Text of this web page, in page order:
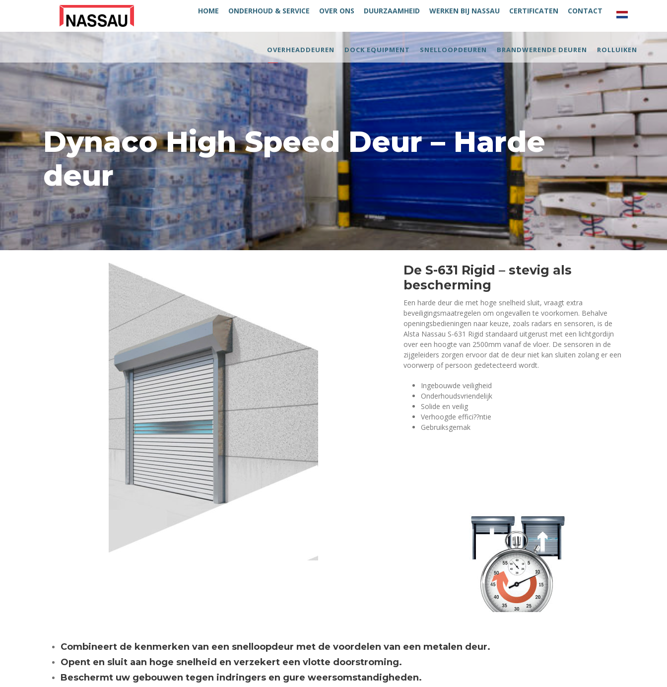
HOME ONDERHOUD & SERVICE OVER ONS DUURZAAMHEID WERKEN BIJ NASSAU CERTIFICATEN CONTACT
OVERHEADDEUREN DOCK EQUIPMENT SNELLOOPDEUREN BRANDWERENDE DEUREN ROLLUIKEN
Dynaco High Speed Deur – Harde
deur
De S-631 Rigid – stevig als
bescherming
Een harde deur die met hoge snelheid sluit, vraagt extra
beveiligingsmaatregelen om ongevallen te voorkomen. Behalve
openingsbedieningen naar keuze, zoals radars en sensoren, is de
Alsta Nassau S-631 Rigid standaard uitgerust met een lichtgordijn
over een hoogte van 2500mm vanaf de vloer. De sensoren in de
zijgeleiders zorgen ervoor dat de deur niet kan sluiten zolang er een
voorwerp of persoon gedetecteerd wordt.
Ingebouwde veiligheid
Onderhoudsvriendelijk
Solide en veilig
Verhoogde effici??ntie
Gebruiksgemak
Combineert de kenmerken van een snelloopdeur met de voordelen van een metalen deur.
Opent en sluit aan hoge snelheid en verzekert een vlotte doorstroming.
Beschermt uw gebouwen tegen indringers en gure weersomstandigheden.